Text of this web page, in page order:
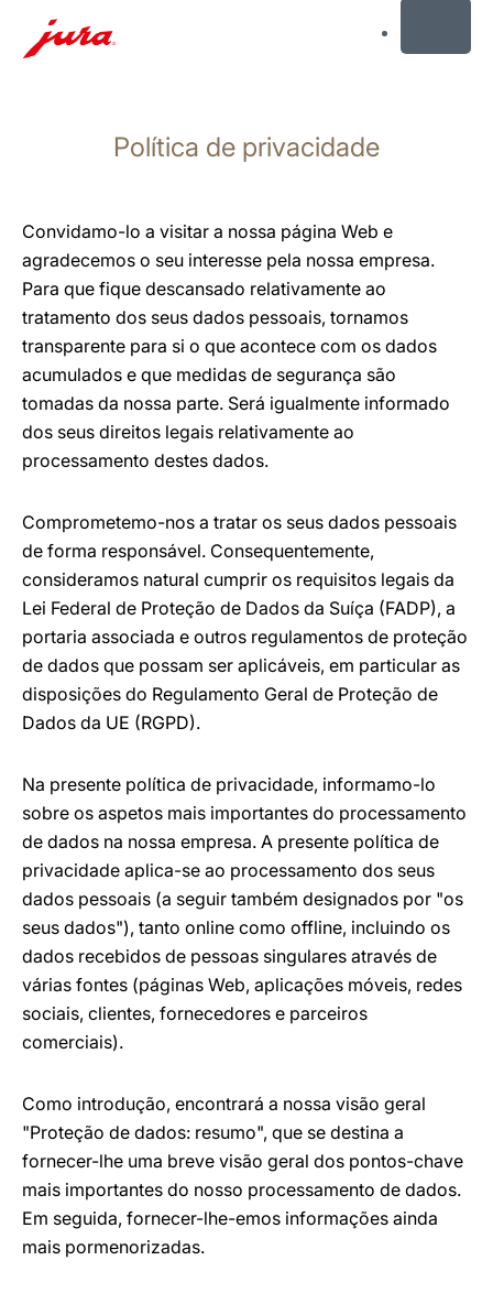
pesquisa
Política de privacidade
Convidamo-lo a visitar a nossa página Web e
agradecemos o seu interesse pela nossa empresa.
Para que fique descansado relativamente ao
tratamento dos seus dados pessoais, tornamos
transparente para si o que acontece com os dados
acumulados e que medidas de segurança são
tomadas da nossa parte. Será igualmente informado
dos seus direitos legais relativamente ao
processamento destes dados.
Comprometemo-nos a tratar os seus dados pessoais
de forma responsável. Consequentemente,
consideramos natural cumprir os requisitos legais da
Lei Federal de Proteção de Dados da Suíça (FADP), a
portaria associada e outros regulamentos de proteção
de dados que possam ser aplicáveis, em particular as
disposições do Regulamento Geral de Proteção de
Dados da UE (RGPD).
Na presente política de privacidade, informamo-lo
sobre os aspetos mais importantes do processamento
de dados na nossa empresa. A presente política de
privacidade aplica-se ao processamento dos seus
dados pessoais (a seguir também designados por "os
seus dados"), tanto online como offline, incluindo os
dados recebidos de pessoas singulares através de
várias fontes (páginas Web, aplicações móveis, redes
sociais, clientes, fornecedores e parceiros
comerciais).
Como introdução, encontrará a nossa visão geral
"Proteção de dados: resumo", que se destina a
fornecer-lhe uma breve visão geral dos pontos-chave
mais importantes do nosso processamento de dados.
Em seguida, fornecer-lhe-emos informações ainda
mais pormenorizadas.